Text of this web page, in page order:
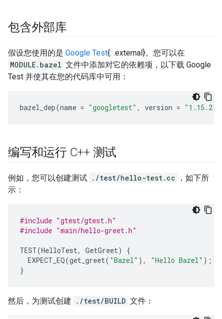
包含外部库
假设您使用的是 Google Test{: .external}。您可以在
MODULE.bazel 文件中添加对它的依赖项，以下载 Google
Test 并使其在您的代码库中可用：
bazel_dep(name = "googletest" , version = "1.15.2"
编写和运行 C++ 测试
例如，您可以创建测试 ./test/hello-test.cc
，如下所
示：
#include "gtest/gtest.h"
#include "main/hello-greet.h"
TEST(HelloTest, GetGreet)
{
EXPECT_EQ(get_greet( "Bazel" ), "Hello Bazel" );
}
然后，为测试创建 ./test/BUILD 文件：